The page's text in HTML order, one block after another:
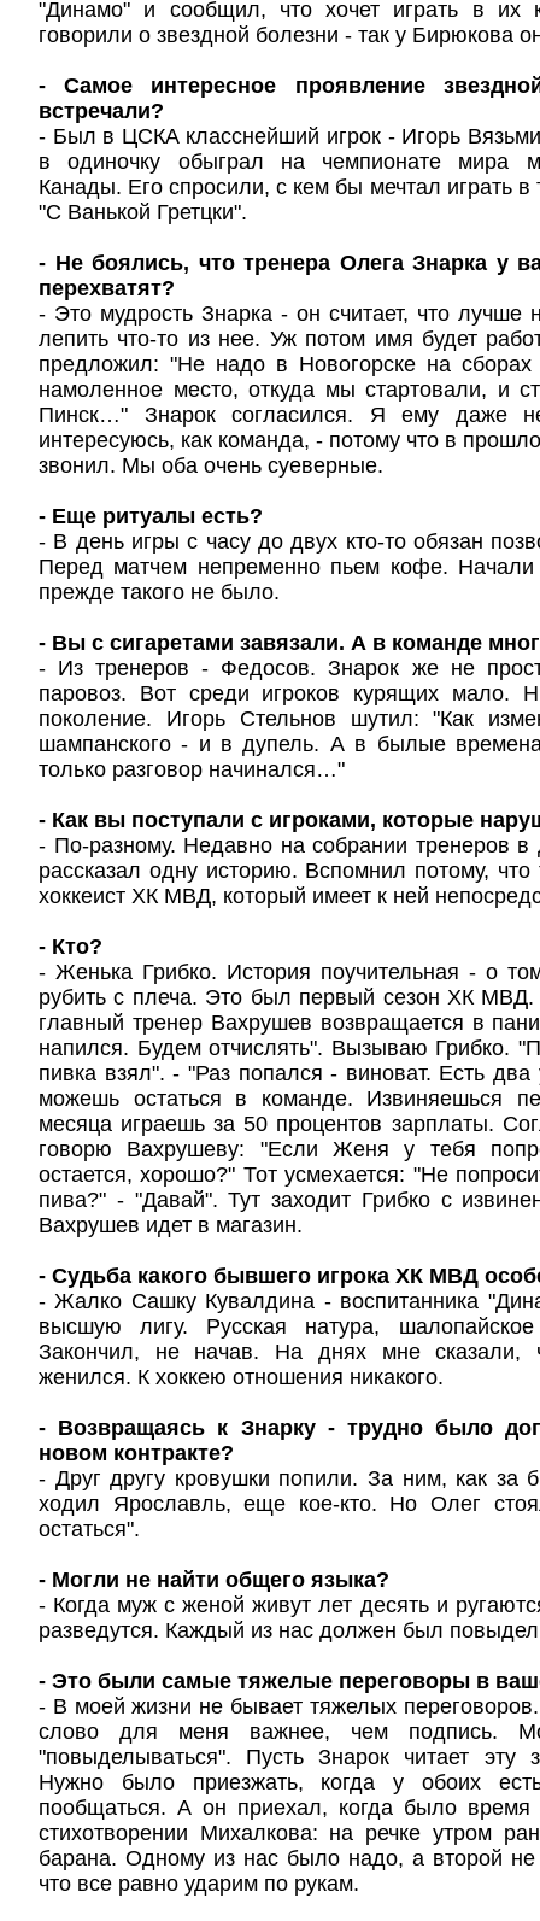
"Динамо" и сообщил, что хочет играть в
говорили о звездной болезни - так у Бирюкова
- Самое интересное проявление
встречали?
- Был в ЦСКА класснейший игрок - Игорь
в одиночку обыграл на чемпионате мира
Канады. Его спросили, с кем бы мечтал играть в
"С Ванькой Гретцки".
- Не боялись, что тренера Олега Знарка у
перехватят?
- Это мудрость Знарка - он считает, что лучше
лепить что-то из нее. Уж потом имя будет
предложил: "Не надо в Новогорске на
намоленное место, откуда мы стартовали, и
Пинск…" Знарок согласился. Я ему даже
интересуюсь, как команда, - потому что в
звонил. Мы оба очень суеверные.
- Еще ритуалы есть?
- В день игры с часу до двух кто-то обязан
Перед матчем непременно пьем кофе.
прежде такого не было.
- Вы с сигаретами завязали. А в команде
- Из тренеров - Федосов. Знарок же не
паровоз. Вот среди игроков курящих мало.
поколение. Игорь Стельнов шутил: "Как
шампанского - и в дупель. А в былые
только разговор начинался…"
- Как вы поступали с игроками, которые
- По-разному. Недавно на собрании тренеров
рассказал одну историю. Вспомнил потому,
хоккеист ХК МВД, который имеет к ней
- Кто?
- Женька Грибко. История поучительная - о
рубить с плеча. Это был первый сезон ХК
главный тренер Вахрушев возвращается в
напился. Будем отчислять". Вызываю Грибко.
пивка взял". - "Раз попался - виноват. Есть
можешь остаться в команде. Извиняешься
месяца играешь за 50 процентов зарплаты.
говорю Вахрушеву: "Если Женя у тебя
остается, хорошо?" Тот усмехается: "Не
пива?" - "Давай". Тут заходит Грибко с
Вахрушев идет в магазин.
- Судьба какого бывшего игрока ХК МВД
- Жалко Сашку Кувалдина - воспитанника
высшую лигу. Русская натура,
Закончил, не начав. На днях мне сказали,
женился. К хоккею отношения никакого.
- Возвращаясь к Знарку - трудно было
новом контракте?
- Друг другу кровушки попили. За ним, как за
ходил Ярославль, еще кое-кто. Но Олег
остаться".
- Могли не найти общего языка?
- Когда муж с женой живут лет десять и
разведутся. Каждый из нас должен был
- Это были самые тяжелые переговоры в
- В моей жизни не бывает тяжелых
слово для меня важнее, чем подпись.
"повыделываться". Пусть Знарок читает эту
Нужно было приезжать, когда у обоих
пообщаться. А он приехал, когда было время
стихотворении Михалкова: на речке утром
барана. Одному из нас было надо, а второй не
что все равно ударим по рукам.